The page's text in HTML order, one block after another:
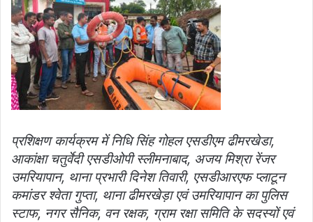
प्रशिक्षण कार्यक्रम में निधि सिंह गोहल एसडीएम ढीमरखेडा,
आकांक्षा चतुर्वेदी एसडीओपी स्लीमनाबाद, अजय मिश्रा रेंजर
उमरियापान, थाना प्रभारी दिनेश तिवारी, एसडीआरएफ प्लाटून
कमांडर श्वेता गुप्ता, थाना ढीमरखेड़ा एवं उमरियापान का पुलिस
स्टाफ, नगर सैनिक, वन रक्षक, ग्राम रक्षा समिति के सदस्यों एवं